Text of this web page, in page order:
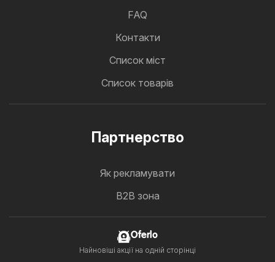
FAQ
Контакти
Cписок міст
Список товарів
Партнерство
Як рекламувати
B2B зона
Oferlo
Найновіші акції на одній сторінці